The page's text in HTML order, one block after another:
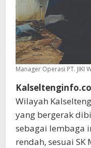
Manager Operasi PT. JIKI
Wilayah
yang bergerak
sebagai lembaga
rendah, sesuai SK